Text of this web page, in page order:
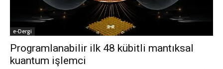
e-Dergi
Programlanabilir ilk 48 kübitli mantıksal
kuantum işlemci